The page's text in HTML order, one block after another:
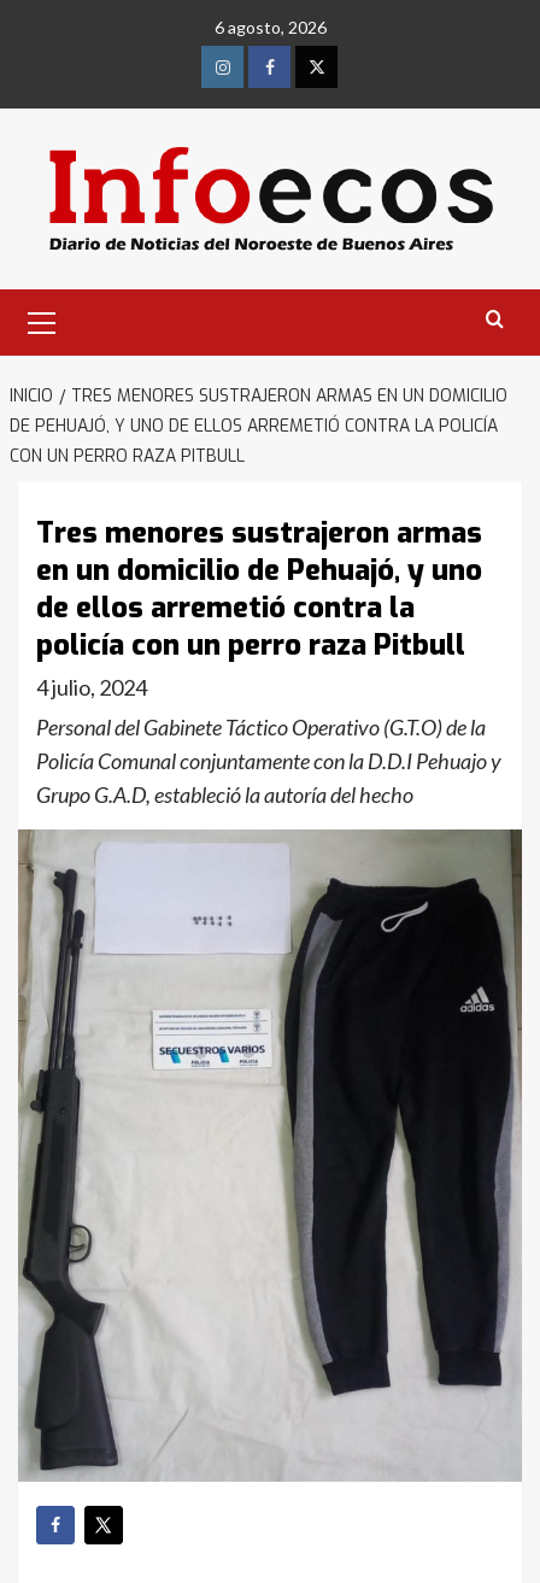
6 agosto, 2026
InstagramFacebookTwitter
primario
INICIO
TRES MENORES SUSTRAJERON ARMAS EN UN DOMICILIO
DE PEHUAJÓ, Y UNO DE ELLOS ARREMETIÓ CONTRA LA POLICÍA
CON UN PERRO RAZA PITBULL
Tres menores sustrajeron armas
en un domicilio de Pehuajó, y uno
de ellos arremetió contra la
policía con un perro raza Pitbull
4 julio, 2024
Personal del Gabinete Táctico Operativo (G.T.O) de la
Policía Comunal conjuntamente con la D.D.I Pehuajo y
Grupo G.A.D, estableció la autoría del hecho